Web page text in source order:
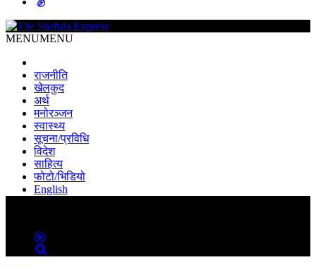
MENUMENU
राजनीति
खेलकुद
अर्थ
मनोरञ्जन
स्वास्थ्य
सूचना/प्रविधि
विदेश
साहित्य
फोटो/भिडियो
English